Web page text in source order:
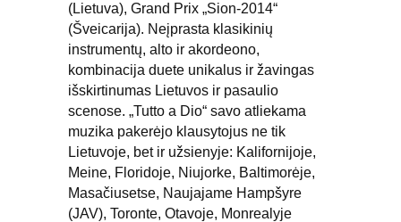
(Lietuva), Grand Prix „Sion-2014“
(Šveicarija). Neįprasta klasikinių
instrumentų, alto ir akordeono,
kombinacija duete unikalus ir žavingas
išskirtinumas Lietuvos ir pasaulio
scenose. „Tutto a Dio“ savo atliekama
muzika pakerėjo klausytojus ne tik
Lietuvoje, bet ir užsienyje: Kalifornijoje,
Meine, Floridoje, Niujorke, Baltimorėje,
Masačiusetse, Naujajame Hampšyre
(JAV), Toronte, Otavoje, Monrealyje